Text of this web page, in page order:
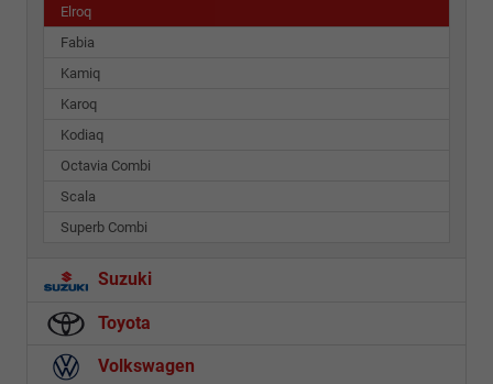
Elroq
Fabia
Kamiq
Karoq
Kodiaq
Octavia Combi
Scala
Superb Combi
Suzuki
Toyota
Volkswagen